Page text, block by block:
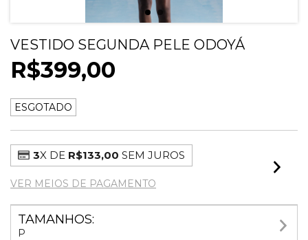
VESTIDO SEGUNDA PELE ODOYÁ
R$399,00
ESGOTADO
3X DE R$133,00 SEM JUROS
VER MEIOS DE PAGAMENTO
TAMANHOS:
P